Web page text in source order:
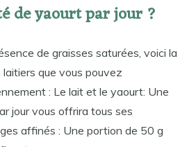
de yaourt par jour ?
de graisses saturées, voici la
que vous pouvez
: Le lait et le yaourt: Une
jour vous offrira tous ses
affinés : Une portion de 50 g